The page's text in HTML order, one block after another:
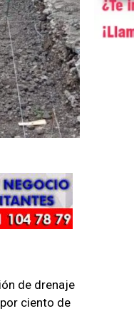
de drenaje
ciento de